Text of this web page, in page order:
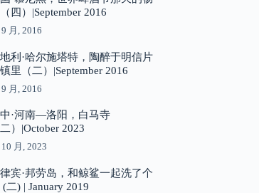
四）|September 2016
月, 2016
利·哈尔施塔特，陶醉于明信片
里（二）|September 2016
月, 2016
·河南—洛阳，白马寺
二）|October 2023
月, 2023
宾·邦劳岛，和鲸鲨一起洗了个
(二) | January 2019